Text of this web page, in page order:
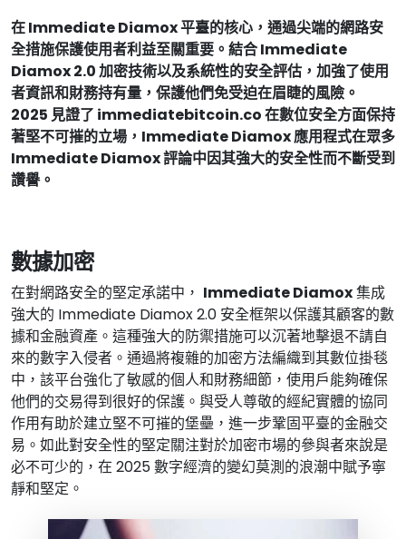
在 Immediate Diamox 平臺的核心，通過尖端的網路安
全措施保護使用者利益至關重要。結合 Immediate
Diamox 2.0 加密技術以及系統性的安全評估，加強了使用
者資訊和財務持有量，保護他們免受迫在眉睫的風險。
2025 見證了 immediatebitcoin.co 在數位安全方面保持
著堅不可摧的立場，Immediate Diamox 應用程式在眾多
Immediate Diamox 評論中因其強大的安全性而不斷受到
讚譽。
數據加密
在對網路安全的堅定承諾中， Immediate Diamox集成
強大的 Immediate Diamox 2.0 安全框架以保護其顧客的數
據和金融資產。這種強大的防禦措施可以沉著地擊退不請自
來的數字入侵者。通過將複雜的加密方法編織到其數位掛毯
中，該平台強化了敏感的個人和財務細節，使用戶能夠確保
他們的交易得到很好的保護。與受人尊敬的經紀實體的協同
作用有助於建立堅不可摧的堡壘，進一步鞏固平臺的金融交
易。如此對安全性的堅定關注對於加密市場的參與者來說是
必不可少的，在 2025 數字經濟的變幻莫測的浪潮中賦予寧
靜和堅定。